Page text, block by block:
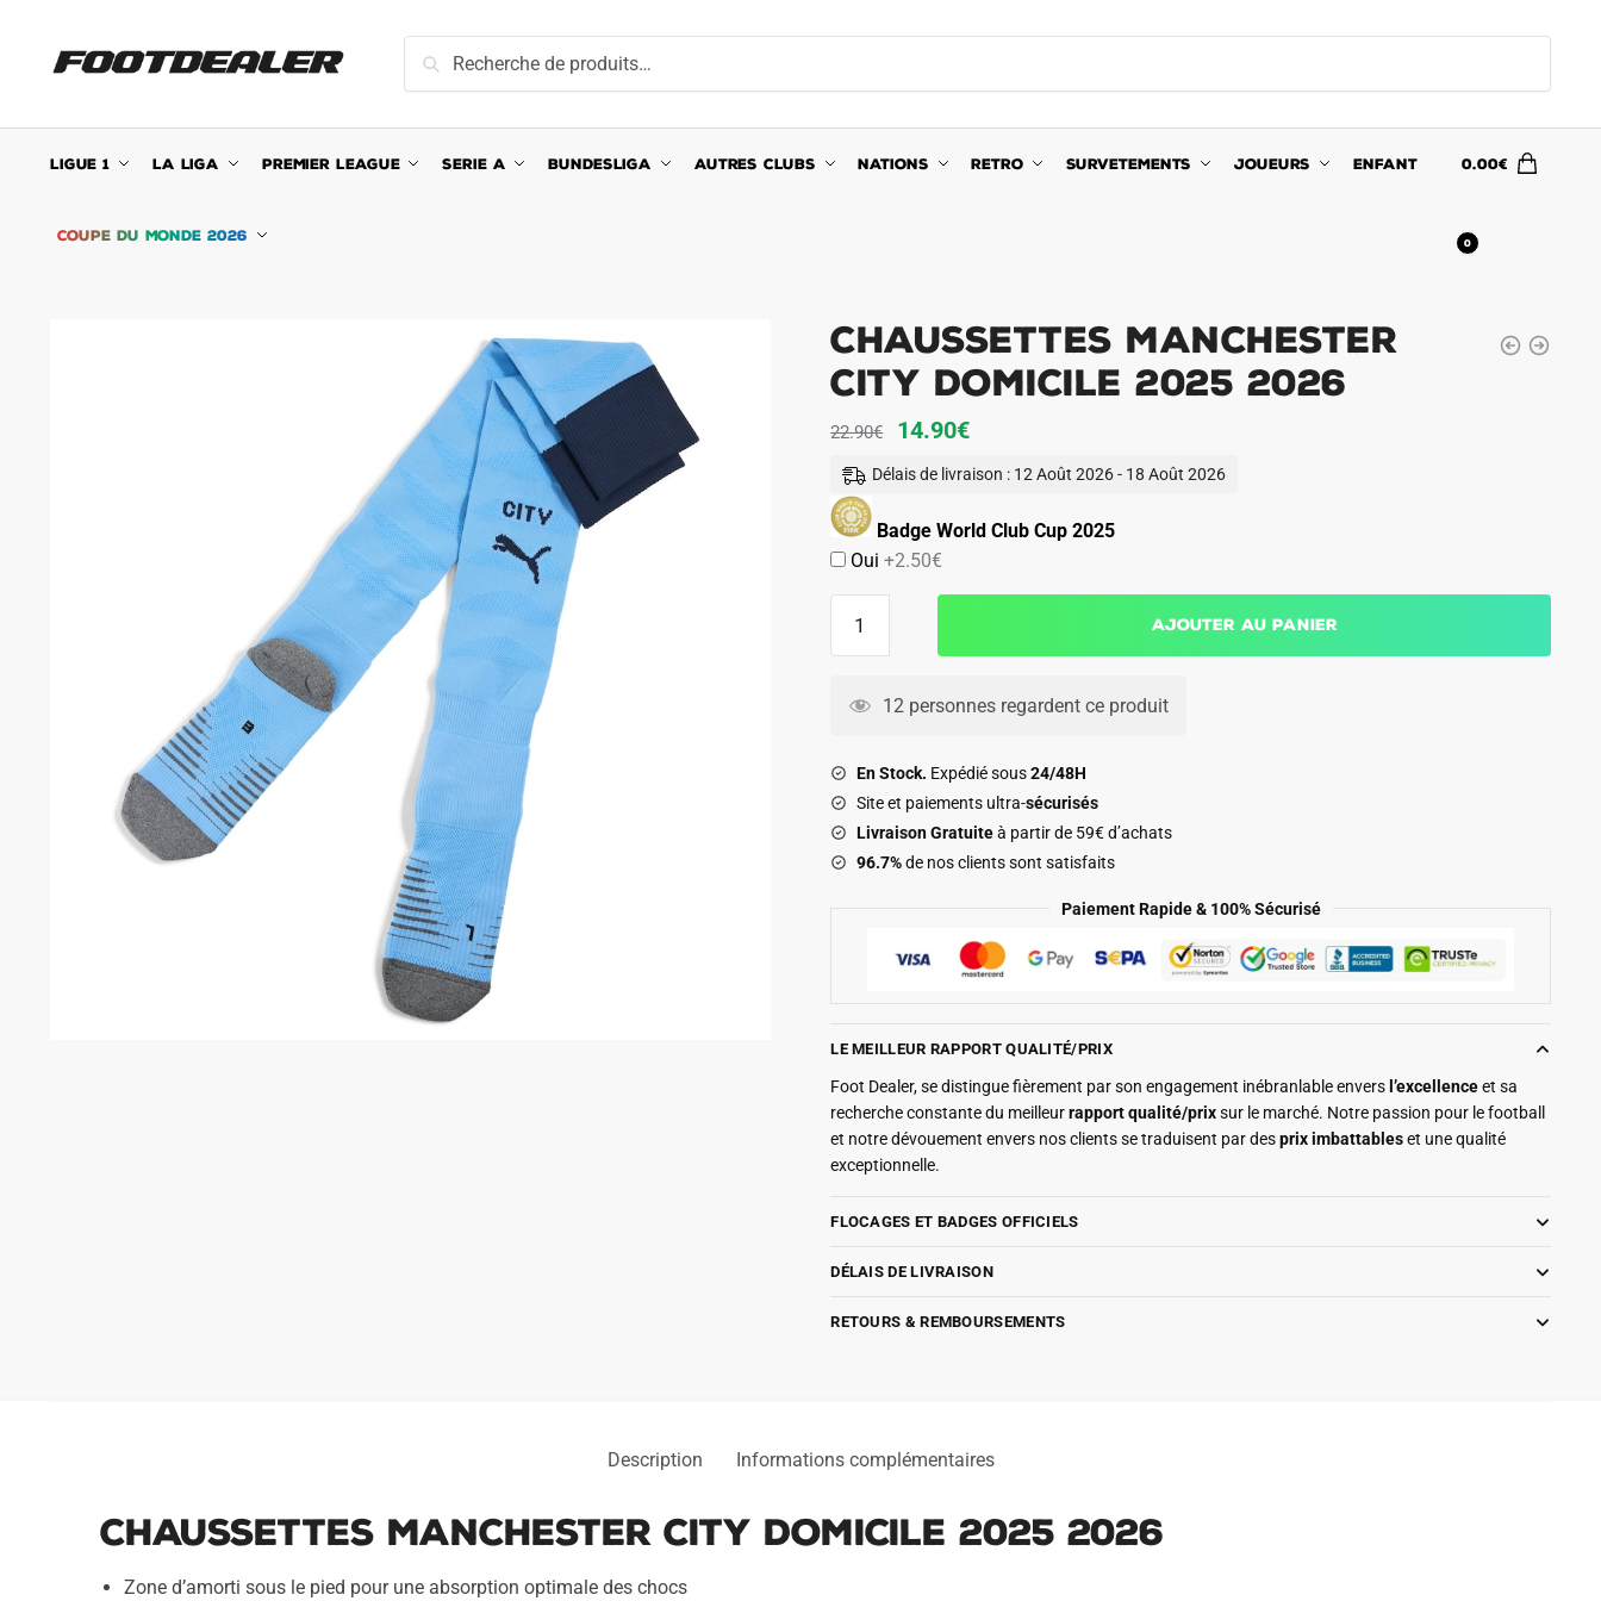
navigation
content
pour :
Recherche
LIGUE 1 LA LIGA PREMIER LEAGUE SERIE A BUNDESLIGA AUTRES CLUBS NATIONS RETRO SURVETEMENTS JOUEURS ENFANT
COUPE DU MONDE 2026
0.00€
0
Chaussettes Manchester
City Domicile 2025 2026
22.90€
Le
prix
était :
22.90€.
14.90€Le
prix
est :
Délais de livraison : 12 Août 2026 - 18 Août 2026
Badge World Club Cup 2025
Oui+2.50€
Manchester
2025
2026
Ajouter au panier
12 personnes regardent ce produit
En Stock. Expédié sous24/48H
Site et paiements ultra-sécurisés
Livraison Gratuiteà partir de 59€ d’achats
96.7%de nos clients sont satisfaits
Paiement Rapide & 100% Sécurisé
LE MEILLEUR RAPPORT QUALITÉ/PRIX
Foot Dealer, se distingue fièrement par son engagement inébranlable envers l’excellenceet sa
recherche constante du meilleurrapport qualité/prixsur le marché. Notre passion pour le football
et notre dévouement envers nos clients se traduisent par desprix imbattableset une qualité
exceptionnelle.
FLOCAGES ET BADGES OFFICIELS
DÉLAIS DE LIVRAISON
RETOURS & REMBOURSEMENTS
Description Informations complémentaires
Chaussettes Manchester City Domicile 2025 2026
Zone d’amorti sous le pied pour une absorption optimale des chocs